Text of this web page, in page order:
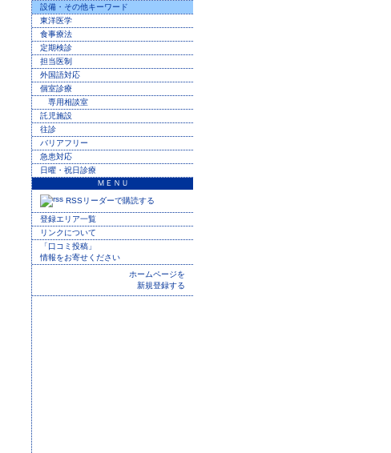
設備・その他キーワード
東洋医学
食事療法
定期検診
担当医制
外国語対応
個室診療
専用相談室
託児施設
往診
バリアフリー
急患対応
日曜・祝日診療
ＭＥＮＵ
RSSリーダーで購読する
登録エリア一覧
リンクについて
「口コミ投稿」
情報をお寄せください
ホームページを
新規登録する